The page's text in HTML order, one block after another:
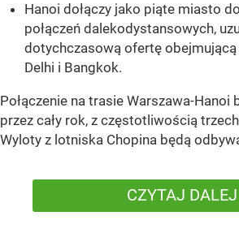
Hanoi dołączy jako piąte miasto
połączeń dalekodystansowych,
dotychczasową ofertę obejmującą
Delhi i Bangkok.
Połączenie na trasie Warszawa-Hanoi
przez cały rok, z częstotliwością
Wyloty z lotniska Chopina będą
CZYTAJ DALEJ